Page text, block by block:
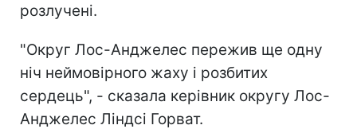
розлучені.
"Округ Лос-Анджелес пережив ще одну
ніч неймовірного жаху і розбитих
сердець", - сказала керівник округу Лос-
Анджелес Ліндсі Горват.